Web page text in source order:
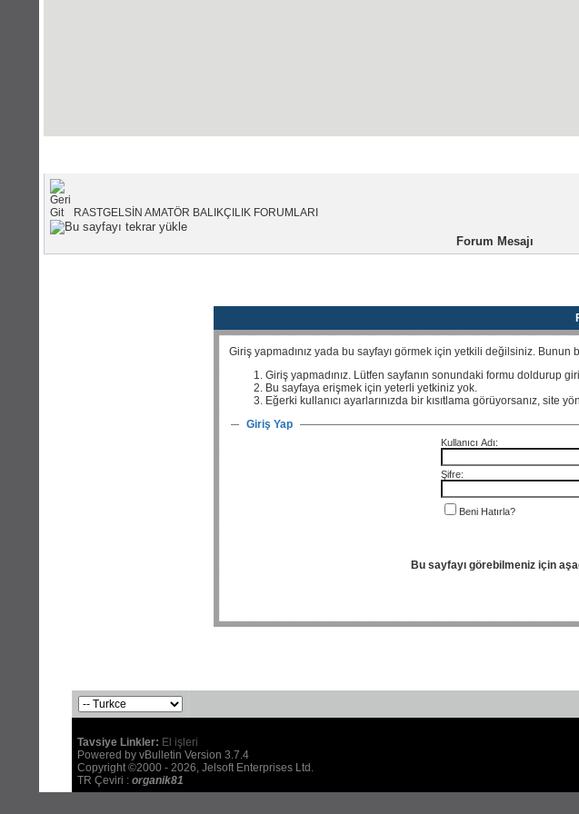
RASTGELSİN AMATÖR BALIKÇILIK FORUMLARI
Forum Mesajı
Giriş yapmadınız yada bu sayfayı görmek için yetkili değilsiniz. Bunun
Giriş yapmadınız. Lütfen sayfanın sonundaki formu doldurup
Bu sayfaya erişmek için yeterli yetkiniz yok.
Eğerki kullanıcı ayarlarınızda bir kısıtlama görüyorsanız, site
Giriş Yap
Kullanıcı Adı:
Şifre:
Beni Hatırla?
Bu sayfayı görebilmeniz için
Tavsiye Linkler: El işleri
Powered by vBulletin Version 3.7.4
Copyright ©2000 - 2026, Jelsoft Enterprises Ltd.
TR Çeviri :organik81